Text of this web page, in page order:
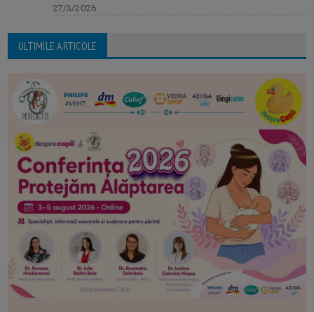
27/3/2026
ULTIMILE ARTICOLE